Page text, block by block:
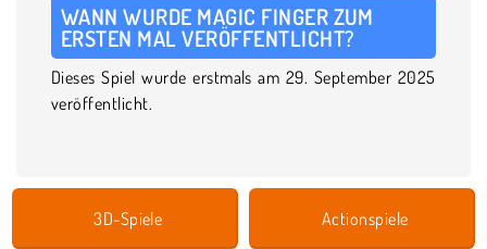
WANN WURDE MAGIC FINGER ZUM
ERSTEN MAL VERÖFFENTLICHT?
Dieses Spiel wurde erstmals am 29. September 2025
veröffentlicht.
3D-Spiele Actionspiele